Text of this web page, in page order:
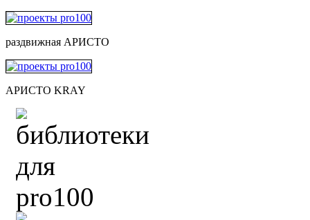
раздвижная АРИСТО
АРИСТО KRAY